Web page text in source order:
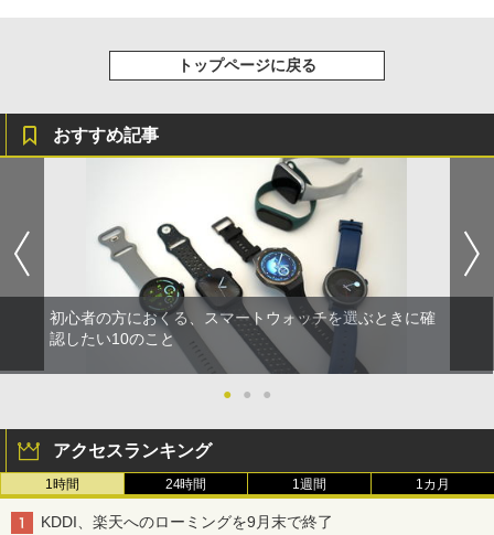
トップページに戻る
おすすめ記事
初心者の方におくる、スマートウォッチを選ぶときに確
認したい10のこと
● ● ●
アクセスランキング
1時間 24時間 1週間 1カ月
KDDI、楽天へのローミングを9月末で終了